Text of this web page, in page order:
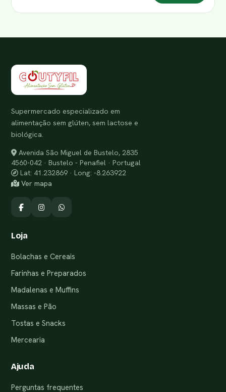
Supermercado especializado em
alimentação sem glúten, sem lactose e
biológica.
Avenida São Miguel de Bustelo, 2835
4560-042 · Bustelo - Penafiel · Portugal
Lat: 41.232869 · Long: -8.263922
Ver mapa
Loja
Bolachas e Cereais
Farinhas e Preparados
Madalenas e Muffins
Massas e Pão
Tostas e Snacks
Mercearia
Ajuda
Perguntas frequentes